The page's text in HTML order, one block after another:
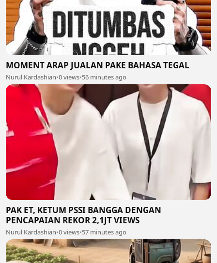
MOMENT ARAP JUALAN PAKE BAHASA TEGAL
Nurul Kardashian•0 views•56 minutes ago
PAK ET, KETUM PSSI BANGGA DENGAN
PENCAPAIAN REKOR 2,1JT VIEWS
Nurul Kardashian•0 views•57 minutes ago